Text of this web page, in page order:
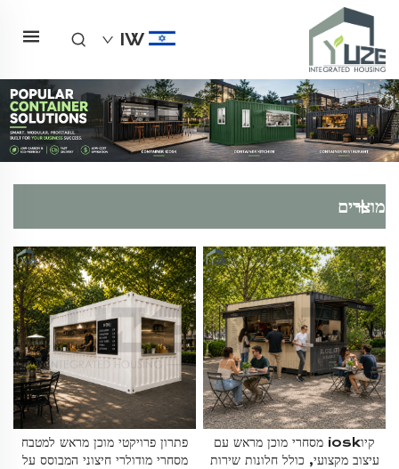
IW
מוצרים
קיוiosk מסחרי מוכן מראש עם
עיצוב מקצועי, כולל חלונות שירות
פתרון פרויקטי מוכן מראש למטבח
מסחרי מודולרי חיצוני המבוסס על